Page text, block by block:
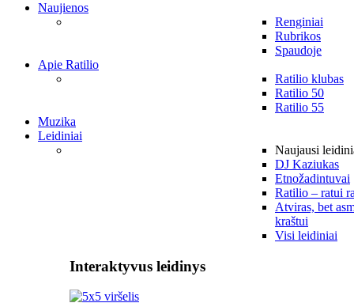
Naujienos
Renginiai
Rubrikos
Spaudoje
Apie Ratilio
Ratilio klubas
Ratilio 50
Ratilio 55
Muzika
Leidiniai
Naujausi
DJ Kaziukas
Etnožadintuvai
Ratilio – ratui
Atviras, bet
kraštui
Visi leidiniai
Interaktyvus leidinys